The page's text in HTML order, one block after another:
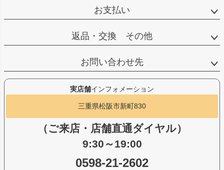
お支払い
返品・交換 その他
お問い合わせ先
実店舗インフォメーション
三重県松阪市新町830
（ご来店・店舗直通ダイヤル）
9:30～19:00
0598-21-2602